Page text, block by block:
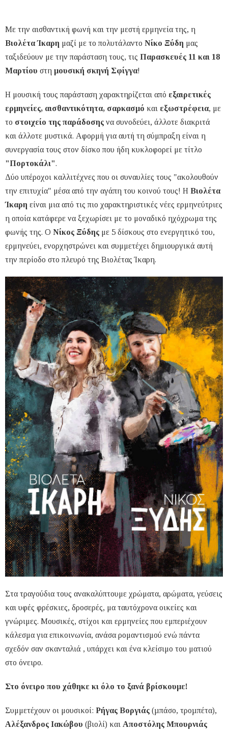
Με την αισθαντική φωνή και την μεστή ερμηνεία της, η
Βιολέτα Ίκαρη μαζί με το πολυτάλαντο Νίκο Ξύδη μας
ταξιδεύουν με την παράσταση τους, τις Παρασκευές 11 και 18
Μαρτίου στη μουσική σκηνή Σφίγγα!
Η μουσική τους παράσταση χαρακτηρίζεται από εξαιρετικές
ερμηνείες, αισθαντικότητα, σαρκασμό και εξωστρέφεια, με
το στοιχείο της παράδοσης να συνοδεύει, άλλοτε διακριτά
και άλλοτε μυστικά. Αφορμή για αυτή τη σύμπραξη είναι η
συνεργασία τους στον δίσκο που ήδη κυκλοφορεί με τίτλο
"Πορτοκάλι".
Δύο υπέροχοι καλλιτέχνες που οι συναυλίες τους "ακολουθούν
την επιτυχία" μέσα από την αγάπη του κοινού τους! Η Βιολέτα
Ίκαρη είναι μια από τις πιο χαρακτηριστικές νέες ερμηνεύτριες
η οποία κατάφερε να ξεχωρίσει με το μοναδικό ηχόχρωμα της
φωνής της. Ο Νίκος Ξύδης με 5 δίσκους στο ενεργητικό του,
ερμηνεύει, ενορχηστρώνει και συμμετέχει δημιουργικά αυτή
την περίοδο στο πλευρό της Βιολέτας Ίκαρη.
Στα τραγούδια τους ανακαλύπτουμε χρώματα, αρώματα, γεύσεις
και υφές φρέσκιες, δροσερές, μα ταυτόχρονα οικείες και
γνώριμες. Μουσικές, στίχοι και ερμηνείες που εμπεριέχουν
κάλεσμα για επικοινωνία, ανάσα ρομαντισμού ενώ πάντα
σχεδόν σαν σκανταλιά , υπάρχει και ένα κλείσιμο του ματιού
στο όνειρο.
Στο όνειρο που χάθηκε κι όλο το ξανά βρίσκουμε!
Συμμετέχουν οι μουσικοί: Ρήγας Βοργιάς (µπάσο, τροµπέτα),
Αλέξανδρος Ιακώβου (βιολί) και Αποστόλης Μπουρνιάς